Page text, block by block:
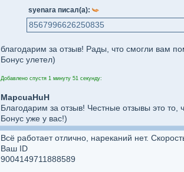
syenara писал(а):
8567996626250835
благодарим за отзыв! Рады, что смогли вам
Бонус улетел)
Добавлено спустя 1 минуту 51 секунду:
MapcuaHuH
Благодарим за отзыв! Честные отзывы это
Бонус уже у вас!)
Всё работает отлично, нареканий нет.
Ваш ID
9004149711888589